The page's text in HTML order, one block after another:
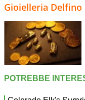
Gioielleria Delfino